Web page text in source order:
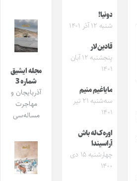
دونیا!
شنبه ۱۲ آذر ۱۴۰۱
قادین‌لار
پنجشنبه ۱۲ آبان
۱۴۰۱
مایاغیم منیم
سه‌شنبه ۲۱ تیر
۱۴۰۱
اوره‌ک‌له باش
آراسیندا
چهارشنبه ۱۵ دی
۱۴۰۰
مجله ایشیق
شماره 3
آذربایجان و
مهاجرت
مساله‌سی